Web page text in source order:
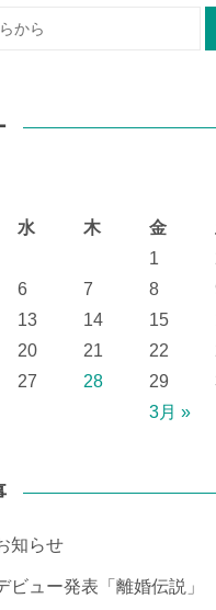
水 木 金
3月 »
1
6 7 8
13 14 15
20 21 22
27 28 29
知らせ
ュー発表「離婚伝説」